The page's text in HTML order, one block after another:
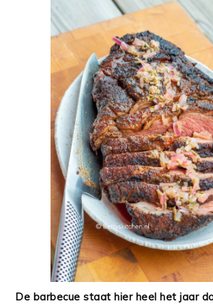
De barbecue staat hier heel het jaar